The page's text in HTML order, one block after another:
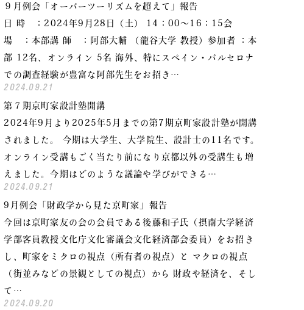
９月例会「オーバーツーリズムを超えて」報告
日 時 ：2024年9月28日（土） 14：00～16：15会
場 ：本部講 師 ：阿部大輔 （龍谷大学 教授）参加者 ：本
部 12名、オンライン 5名 海外、特にスペイン・バルセロナ
での調査経験が豊富な阿部先生をお招き…
2024.09.21
第７期京町家設計塾開講
2024年9月より2025年5月までの第7期京町家設計塾が開講
されました。 今期は大学生、大学院生、設計士の11名です。
オンライン受講もごく当たり前になり京都以外の受講生も増
えました。今期はどのような議論や学びができる…
2024.09.21
9月例会「財政学から見た京町家」報告
今回は京町家友の会の会員である後藤和子氏（摂南大学経済
学部客員教授文化庁文化審議会文化経済部会委員）をお招き
し、町家をミクロの視点（所有者の視点）と マクロの視点
（街並みなどの景観としての視点）から 財政や経済を、そし
て…
2024.09.20